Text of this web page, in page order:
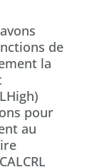
de
la
pour
au